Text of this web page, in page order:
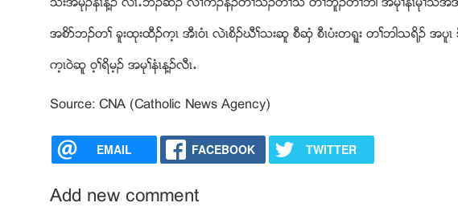
အစိဏဘဥတႈ ခူးထုးထီဥက့ၚ အီၚ၀ံၚ လဲၚစိဥဃီႈသးဆူ စီဆွံ စီၚပံးတရူး တႈဘါသရိဥ အ
က့ၚ၀ဲဆူ ၀့ႈရိမ့ဥ အမုႈနံၚန႔ဥလီၚ’
Source: CNA (Catholic News Agency)
EMAIL FACEBOOK TWITTER
Add new comment